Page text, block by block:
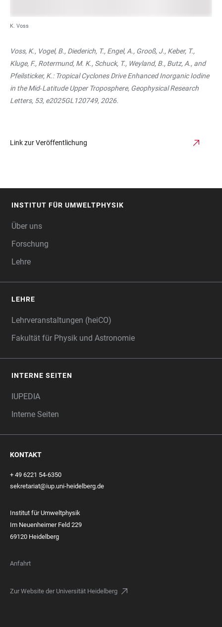
K. Voss
Voss, K., Vogel, B., Diederich, T., Engel, A., Grooß, J., Keber, T.,
Kluge, F., Rotermund, M. K., Schuck, T., Weyland, B., Butz, A., and
Pfeilsticker, K.: Tropical Cyclones Drive Enhanced Inorganic Iodine
in the Mid‐Latitude Upper Troposphere, Geophysical Research
Letters, 53, e2025GL120749, 2026.
Link zur Veröffentlichung
INSTITUT FÜR UMWELTPHYSIK
Über uns
Forschung
Lehre
LEHRE
Lehrveranstaltungen (heiCO)
Fakultät für Physik und Astronomie
INTERNE SEITEN
IUPEDIA
Interne Seiten
KONTAKT
+ 49 6221 54-6350
sekretariat@iup.uni-heidelberg.de
Institut für Umweltphysik
Im Neuenheimer Feld 229
69120 Heidelberg
Anfahrt
Zur Website der Universität Heidelberg